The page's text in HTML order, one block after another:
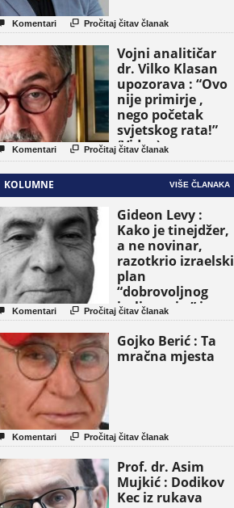
Komentari  Pročitaj čitav članak
Vojni analitičar
dr. Vilko Klasan
upozorava : “Ovo
nije primirje ,
nego početak
svjetskog rata!”
(Video)
Komentari  Pročitaj čitav članak
KOLUMNE VIŠE ČLANAKA
Gideon Levy :
Kako je tinejdžer,
a ne novinar,
razotkrio izraelski
plan
“dobrovoljnog
iseljavanja ” iz
Gaze
Komentari  Pročitaj čitav članak
Gojko Berić : Ta
mračna mjesta
Komentari  Pročitaj čitav članak
Prof. dr. Asim
Mujkić : Dodikov
Kec iz rukava